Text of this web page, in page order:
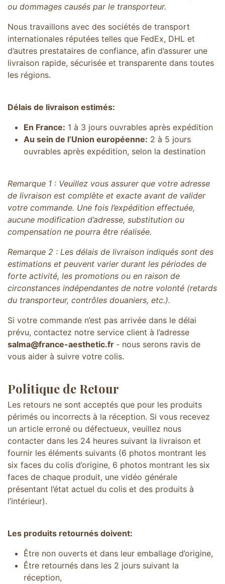
ou dommages causés par le transporteur.
Nous travaillons avec des sociétés de transport
internationales réputées telles que FedEx, DHL et
d’autres prestataires de confiance, afin d’assurer une
livraison rapide, sécurisée et transparente dans toutes
les régions.
Délais de livraison estimés:
En France: 1 à 3 jours ouvrables après expédition
Au sein de l’Union européenne: 2 à 5 jours
ouvrables après expédition, selon la destination
Remarque 1 : Veuillez vous assurer que votre adresse
de livraison est complète et exacte avant de valider
votre commande. Une fois l’expédition effectuée,
aucune modification d’adresse, substitution ou
compensation ne pourra être réalisée.
Remarque 2 : Les délais de livraison indiqués sont des
estimations et peuvent varier durant les périodes de
forte activité, les promotions ou en raison de
circonstances indépendantes de notre volonté (retards
du transporteur, contrôles douaniers, etc.).
Si votre commande n’est pas arrivée dans le délai
prévu, contactez notre service client à l’adresse
salma@france-aesthetic.fr - nous serons ravis de
vous aider à suivre votre colis.
Politique de Retour
Les retours ne sont acceptés que pour les produits
périmés ou incorrects à la réception. Si vous recevez
un article erroné ou défectueux, veuillez nous
contacter dans les 24 heures suivant la livraison et
fournir les éléments suivants (6 photos montrant les
six faces du colis d’origine, 6 photos montrant les six
faces de chaque produit, une vidéo générale
présentant l’état actuel du colis et des produits à
l’intérieur).
Les produits retournés doivent:
Être non ouverts et dans leur emballage d’origine,
Être retournés dans les 2 jours suivant la
réception,